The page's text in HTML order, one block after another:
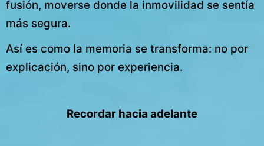
fusión, moverse donde la inmovilidad se sentía
más segura.
Así es como la memoria se transforma: no por
explicación, sino por experiencia.
Recordar hacia adelante